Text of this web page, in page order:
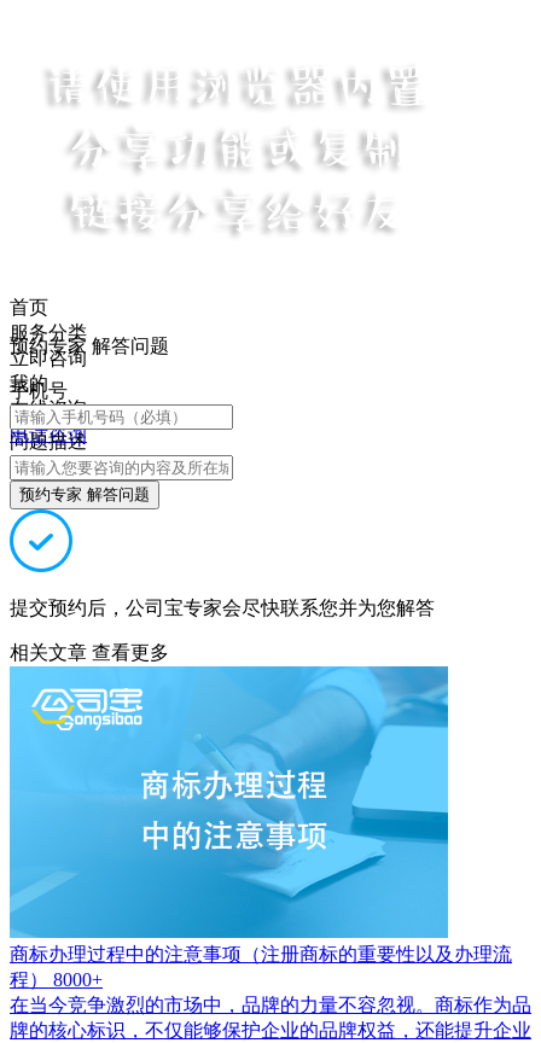
首页
服务分类
立即咨询
我的
在线咨询
电话咨询
预约专家 解答问题
手机号
问题描述
预约专家 解答问题
提交预约后，公司宝专家会尽快联系您并为您解答
相关文章 查看更多
商标办理过程中的注意事项（注册商标的重要性以及办理流
程）
8000+
在当今竞争激烈的市场中，品牌的力量不容忽视。商标作为品
牌的核心标识，不仅能够保护企业的品牌权益，还能提升企业